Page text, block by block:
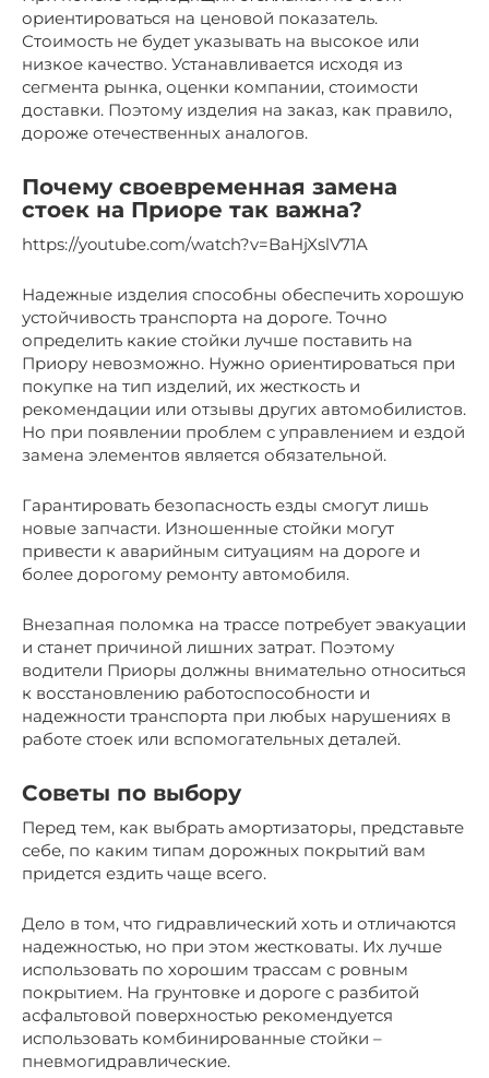
ориентироваться на ценовой показатель.
Стоимость не будет указывать на высокое или
низкое качество. Устанавливается исходя из
сегмента рынка, оценки компании, стоимости
доставки. Поэтому изделия на заказ, как правило,
дороже отечественных аналогов.
Почему своевременная замена
стоек на Приоре так важна?
https://youtube.com/watch?v=BaHjXslV71A
Надежные изделия способны обеспечить хорошую
устойчивость транспорта на дороге. Точно
определить какие стойки лучше поставить на
Приору невозможно. Нужно ориентироваться при
покупке на тип изделий, их жесткость и
рекомендации или отзывы других автомобилистов.
Но при появлении проблем с управлением и ездой
замена элементов является обязательной.
Гарантировать безопасность езды смогут лишь
новые запчасти. Изношенные стойки могут
привести к аварийным ситуациям на дороге и
более дорогому ремонту автомобиля.
Внезапная поломка на трассе потребует эвакуации
и станет причиной лишних затрат. Поэтому
водители Приоры должны внимательно относиться
к восстановлению работоспособности и
надежности транспорта при любых нарушениях в
работе стоек или вспомогательных деталей.
Советы по выбору
Перед тем, как выбрать амортизаторы, представьте
себе, по каким типам дорожных покрытий вам
придется ездить чаще всего.
Дело в том, что гидравлический хоть и отличаются
надежностью, но при этом жестковаты. Их лучше
использовать по хорошим трассам с ровным
покрытием. На грунтовке и дороге с разбитой
асфальтовой поверхностью рекомендуется
использовать комбинированные стойки –
пневмогидравлические.